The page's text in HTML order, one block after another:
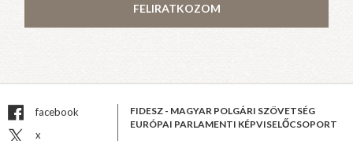
FELIRATKOZOM
facebook
x
FIDESZ - MAGYAR POLGÁRI SZÖVETSÉG
EURÓPAI PARLAMENTI KÉPVISELŐCSOPORT